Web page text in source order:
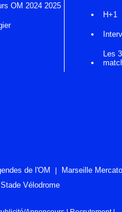
OM 2024 2025
H+1
Les
de l'OM Marseille Mercato
Stade Vélodrome